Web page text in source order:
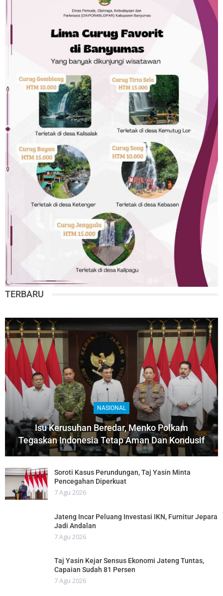
TERBARU
NASIONAL
Isu Kerusuhan Beredar, Menko Polkam
Tegaskan Indonesia Tetap Aman Dan Kondusif
Soroti Kasus Perundungan, Taj Yasin Minta
Pencegahan Diperkuat
7 Agu 2026
Jateng Incar Peluang Investasi IKN, Furnitur Jepara
Jadi Andalan
7 Agu 2026
Taj Yasin Kejar Sensus Ekonomi Jateng Tuntas,
Capaian Sudah 81 Persen
7 Agu 2026